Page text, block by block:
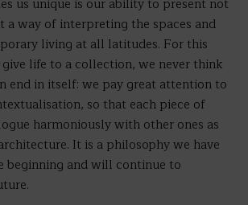
us unique is our ability to present not
a way of interpreting the spaces and
living at all latitudes. For this
life to a collection, we never think
end in itself: we pay great attention to
so that each piece of
harmoniously with other ones as
It is a philosophy we have
beginning and will continue to